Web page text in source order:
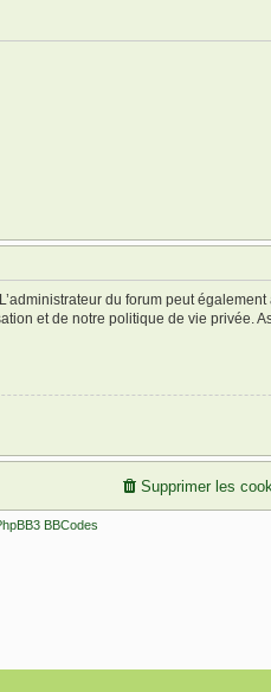
du forum peut
et de notre politique de vie privée.
Supprimer les
BBCodes